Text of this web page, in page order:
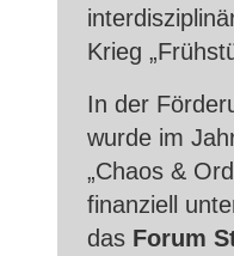
Krieg
In der
wurde im
„Chaos &
finanziell
das Forum